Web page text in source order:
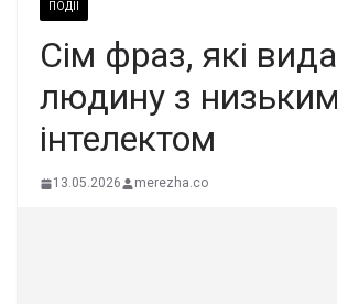
ПОДІЇ
Сім фраз, які
людину з низьким
інтелектом
13.05.2026 merezha.co